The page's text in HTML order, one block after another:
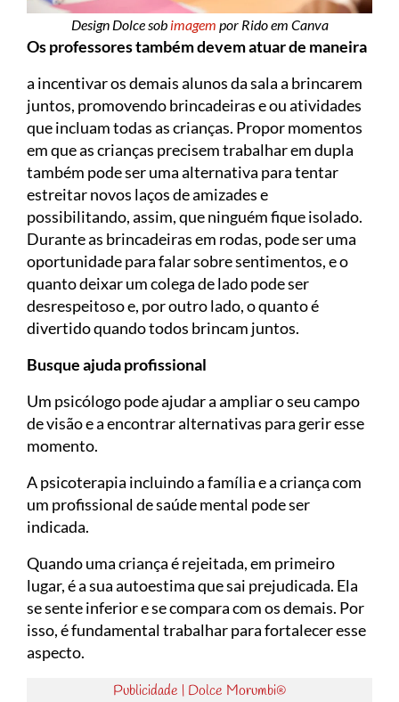
Design Dolce sob imagem por Rido em Canva
Os professores também devem atuar de maneira
a incentivar os demais alunos da sala a brincarem
juntos, promovendo brincadeiras e ou atividades
que incluam todas as crianças. Propor momentos
em que as crianças precisem trabalhar em dupla
também pode ser uma alternativa para tentar
estreitar novos laços de amizades e
possibilitando, assim, que ninguém fique isolado.
Durante as brincadeiras em rodas, pode ser uma
oportunidade para falar sobre sentimentos, e o
quanto deixar um colega de lado pode ser
desrespeitoso e, por outro lado, o quanto é
divertido quando todos brincam juntos.
Busque ajuda profissional
Um psicólogo pode ajudar a ampliar o seu campo
de visão e a encontrar alternativas para gerir esse
momento.
A psicoterapia incluindo a família e a criança com
um profissional de saúde mental pode ser
indicada.
Quando uma criança é rejeitada, em primeiro
lugar, é a sua autoestima que sai prejudicada. Ela
se sente inferior e se compara com os demais. Por
isso, é fundamental trabalhar para fortalecer esse
aspecto.
Publicidade | Dolce Morumbi®